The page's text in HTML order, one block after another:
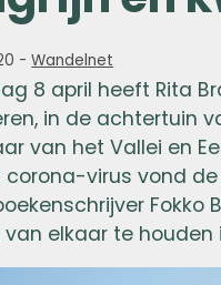
-Wandelnet
8 april heeft Rita
in de achtertuin
van het Vallei en
corona-virus vond
Fokko
elkaar te houden